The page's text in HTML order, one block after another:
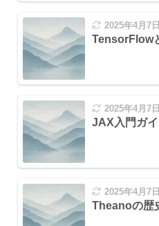
2025年4月7日
TensorFlow
2025年4月7日
JAX入門ガ
2025年4月7日
Theanoの歴